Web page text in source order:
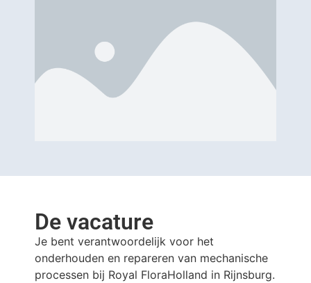
De vacature
Je bent verantwoordelijk voor het
onderhouden en repareren van mechanische
processen bij Royal FloraHolland in Rijnsburg.